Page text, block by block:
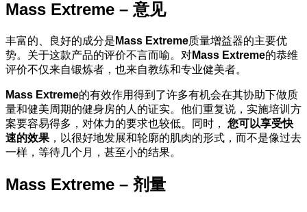
Mass Extreme – 意见
丰富的、良好的成分是 Mass Extreme质量增益器的主要优
势。关于这款产品的评价不言而喻。对Mass Extreme的恭维
评价不仅来自锻炼者，也来自教练和专业健美者。
Mass Extreme的有效作用得到了许多有机会在其协助下做质
量和健美周期的健身房的人的证实。他们重复说，实施培训方
案要容易得多，对体力的要求也较低。同时，
您可以享受快
速的效果 ，以很好地发展和轮廓的肌肉的形式，而不是像过去
一样，等待几个月，甚至小的结果。
Mass Extreme – 剂量